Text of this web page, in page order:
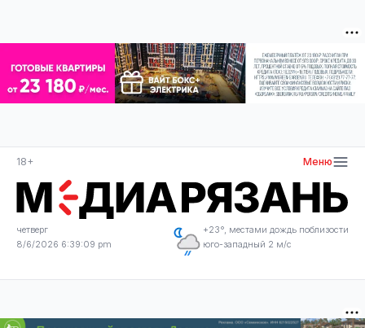
18+ Меню
четверг
8/6/2026 6:39:09 pm
+23°, местами дождь поблизости
юго-западный 2 м/с